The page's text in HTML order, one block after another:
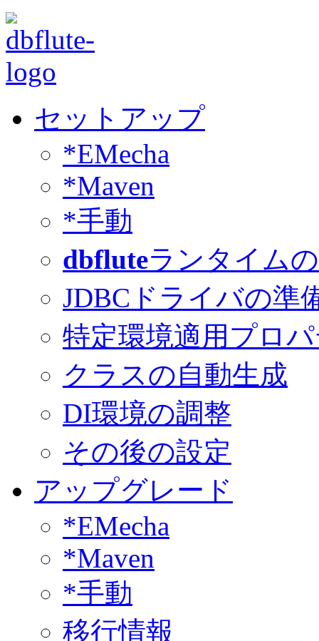
セットアップ
*EMecha
*Maven
*手動
dbfluteランタイム
JDBCドライバの準
特定環境適用プロ
クラスの自動生成
DI環境の調整
その後の設定
アップグレード
*EMecha
*Maven
*手動
移行情報